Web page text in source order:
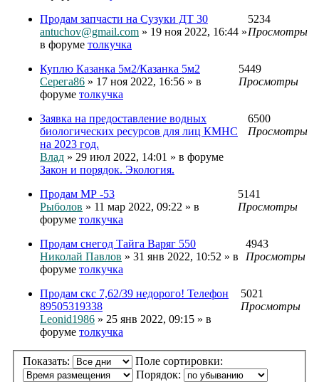
Продам запчасти на Сузуки ДТ 30
antuchov@gmail.com » 19 ноя 2022, 16:44 »
в форуме толкучка
5234
Просмотры
Куплю Казанка 5м2/Казанка 5м2
Серега86 » 17 ноя 2022, 16:56 » в
форуме толкучка
5449
Просмотры
Заявка на предоставление водных
биологических ресурсов для лиц КМНС
на 2023 год.
Влад » 29 июл 2022, 14:01 » в форуме
Закон и порядок. Экология.
6500
Просмотры
Продам МР -53
Рыболов » 11 мар 2022, 09:22 » в
форуме толкучка
5141
Просмотры
Продам снегод Тайга Варяг 550
Николай Павлов » 31 янв 2022, 10:52 » в
форуме толкучка
4943
Просмотры
Продам скс 7,62/39 недорого! Телефон
89505319338
Leonid1986 » 25 янв 2022, 09:15 » в
форуме толкучка
5021
Просмотры
Показать:
Поле сортировки:
Порядок: